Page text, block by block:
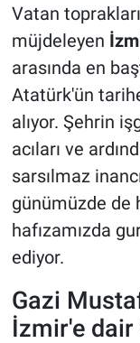
Vatan
müjdeleyen
arasında en
Atatürk'ün
alıyor. Şehrin
acıları ve
sarsılmaz
günümüzde de
hafızamızda
ediyor.
Gazi
İzmir'e